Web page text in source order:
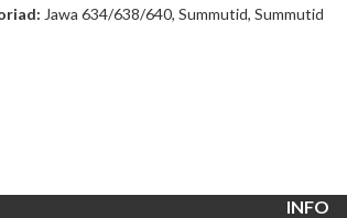
Jawa 634/638/640, Summutid, Summutid
INFO